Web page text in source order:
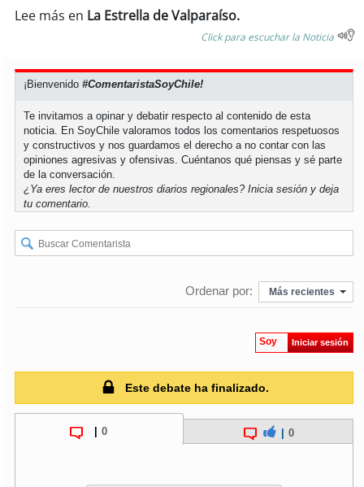
Lee más en La Estrella de Valparaíso.
Click para escuchar la Noticia
¡Bienvenido#ComentaristaSoyChile!
Te invitamos a opinar y debatir respecto al contenido de esta
noticia. En SoyChile valoramos todos los comentarios respetuosos
y constructivos y nos guardamos el derecho a no contar con las
opiniones agresivas y ofensivas. Cuéntanos qué piensas y sé parte
de la conversación.
¿Ya eres lector de nuestros diarios regionales?Inicia sesión y deja
tu comentario.
Ordenar por: Más recientes
Soy Iniciar sesión
Este debate ha finalizado.
0 0